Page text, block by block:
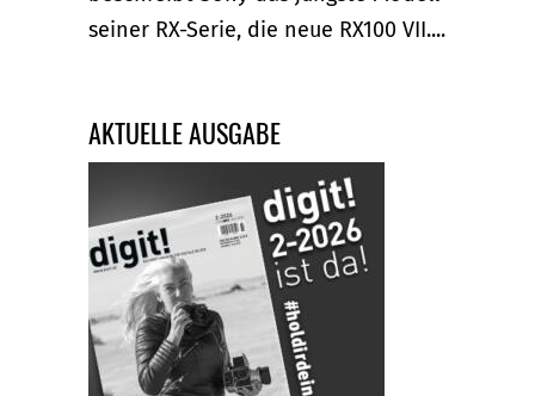
seiner RX-Serie, die neue RX100 VII....
AKTUELLE AUSGABE